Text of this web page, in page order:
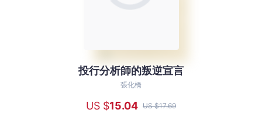
投行分析師的叛逆宣言
張化橋
US $15.04 US $17.69